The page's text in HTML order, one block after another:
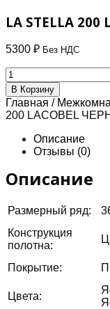
LA STELLA 200
5300 ₽ Без НДС
Количество
товара
LA
STELLA
200
LACOBEL
ЧЕРНОЕ
В Корзину
Главная /
200 LACOBEL
Описание
Отзывы (0)
Описание
Размерный ряд:
Конструкция
полотна:
Покрытие:
Цвета: